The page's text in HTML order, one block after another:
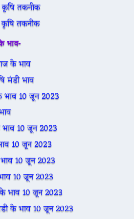
कृषि तकनीक
कृषि तकनीक
भाव-
के भाव
मंडी भाव
10 जून 2023
10 जून 2023
10 जून 2023
10 जून 2023
10 जून 2023
10 जून 2023
के भाव 10 जून 2023